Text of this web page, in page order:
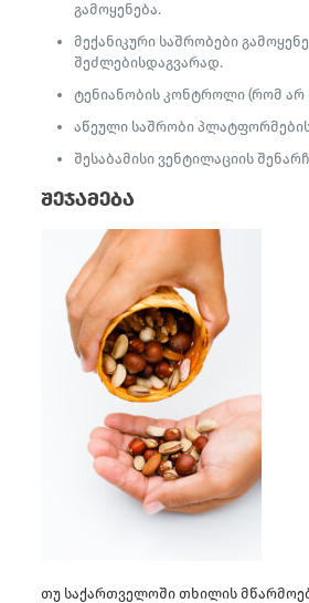
გამოყენება.
მექანიკური საშრობები
შეძლებისდაგვარად.
ტენიანობის კონტროლი (რომ არ
აწეული საშრობი პლატფორმების
შესაბამისი ვენტილაციის
შეჯამება
თუ საქართველოში თხილის